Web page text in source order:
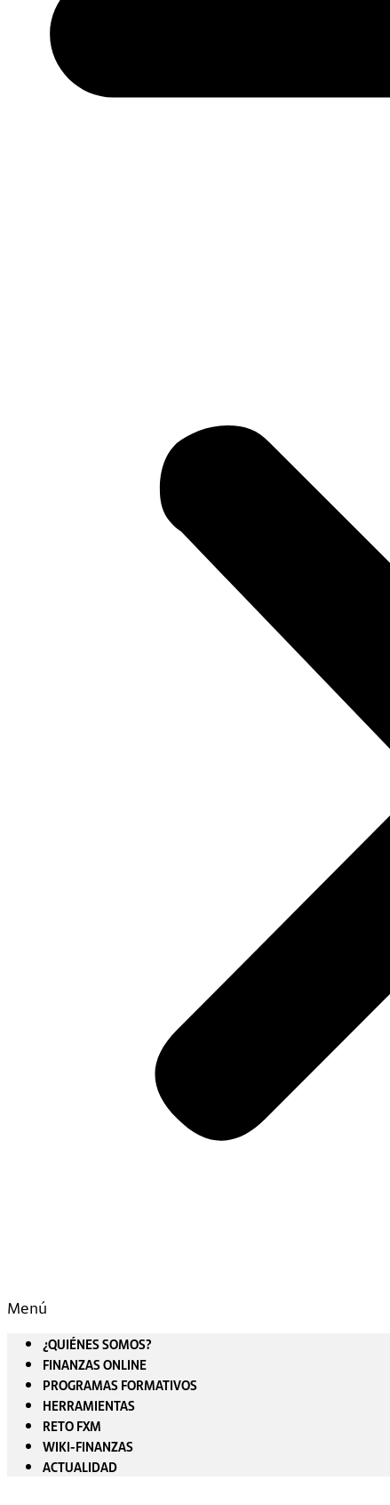
Menú
¿QUIÉNES SOMOS?
FINANZAS ONLINE
PROGRAMAS FORMATIVOS
HERRAMIENTAS
RETO FXM
WIKI-FINANZAS
ACTUALIDAD